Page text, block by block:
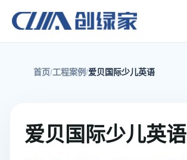
首页 工程案例 爱贝国际少儿英语
爱贝国际少儿英语